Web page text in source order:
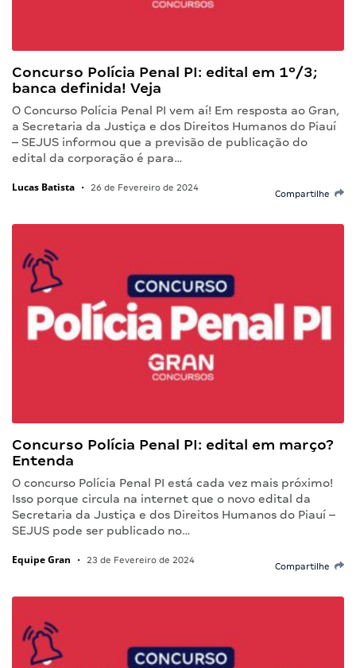
Concurso Polícia Penal PI: edital em 1º/3;
banca definida! Veja
O Concurso Polícia Penal PI vem aí! Em resposta ao Gran,
a Secretaria da Justiça e dos Direitos Humanos do Piauí
– SEJUS informou que a previsão de publicação do
edital da corporação é para…
Lucas Batista • 26 de Fevereiro de 2024
Compartilhe
Concurso Polícia Penal PI: edital em março?
Entenda
O concurso Polícia Penal PI está cada vez mais próximo!
Isso porque circula na internet que o novo edital da
Secretaria da Justiça e dos Direitos Humanos do Piauí –
SEJUS pode ser publicado no…
Equipe Gran • 23 de Fevereiro de 2024
Compartilhe